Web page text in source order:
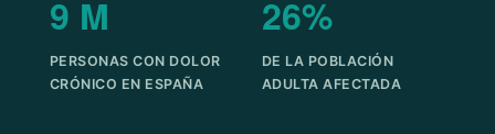
9 M
PERSONAS CON DOLOR
CRÓNICO EN ESPAÑA
26%
DE LA POBLACIÓN
ADULTA AFECTADA